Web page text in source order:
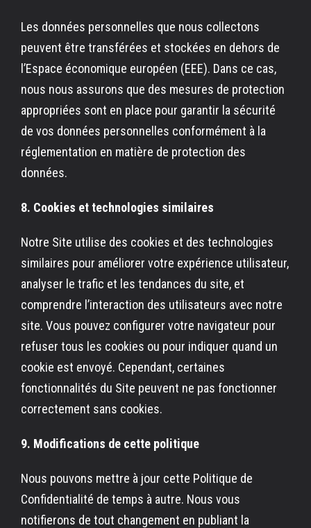
Les données personnelles que nous collectons
peuvent être transférées et stockées en dehors de
l’Espace économique européen (EEE). Dans ce cas,
nous nous assurons que des mesures de protection
appropriées sont en place pour garantir la sécurité
de vos données personnelles conformément à la
réglementation en matière de protection des
données.
8. Cookies et technologies similaires
Notre Site utilise des cookies et des technologies
similaires pour améliorer votre expérience utilisateur,
analyser le trafic et les tendances du site, et
comprendre l’interaction des utilisateurs avec notre
site. Vous pouvez configurer votre navigateur pour
refuser tous les cookies ou pour indiquer quand un
cookie est envoyé. Cependant, certaines
fonctionnalités du Site peuvent ne pas fonctionner
correctement sans cookies.
9. Modifications de cette politique
Nous pouvons mettre à jour cette Politique de
Confidentialité de temps à autre. Nous vous
notifierons de tout changement en publiant la